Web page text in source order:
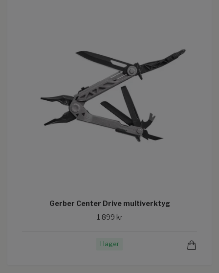
Gerber Center Drive multiverktyg
1 899 kr
I lager